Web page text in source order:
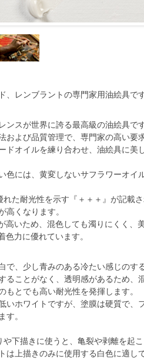
、レンブラントの専門家用油絵具です
ンスが世界に誇る最高級の油絵具です
および品質管理で、専門家の高い要
ドオイルを練り合わせ、油絵具に美
色には、黄変しないサフラワーオイ
た耐光性を示す『＋＋＋』が記載さ
高くなります。
いため、混色しても濁りにくく、
力に優れています。
で、少し青みのある冷たい感じのす
ることがなく、透明感があるため、
もとでも高い耐光性を発揮します。
いホワイトですが、塗膜は硬質で、
す。
下描きに使うと、亀裂や剥離を起
は上描きのみに使用する白色に適し